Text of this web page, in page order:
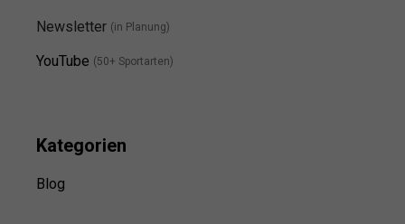
Newsletter (in Planung)
YouTube (50+ Sportarten)
Kategorien
Blog